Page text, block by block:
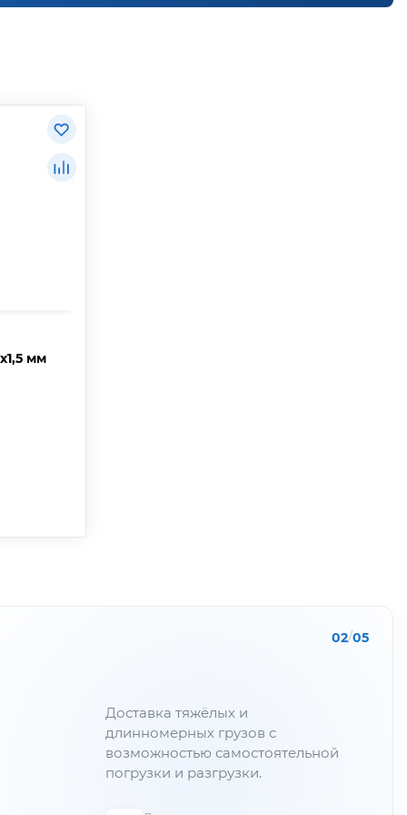
мм
02/05
Доставка тяжёлых и
длинномерных грузов с
возможностью самостоятельной
погрузки и разгрузки.